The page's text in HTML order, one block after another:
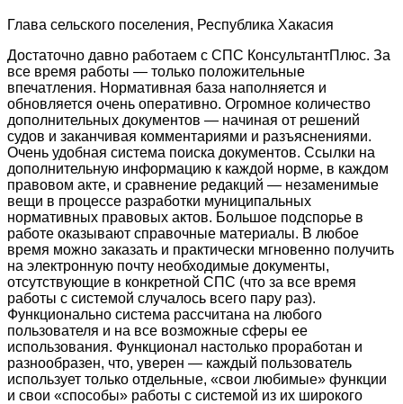
Глава сельского поселения, Республика Хакасия
Достаточно давно работаем с СПС КонсультантПлюс. За
все время работы — только положительные
впечатления. Нормативная база наполняется и
обновляется очень оперативно. Огромное количество
дополнительных документов — начиная от решений
судов и заканчивая комментариями и разъяснениями.
Очень удобная система поиска документов. Ссылки на
дополнительную информацию к каждой норме, в каждом
правовом акте, и сравнение редакций — незаменимые
вещи в процессе разработки муниципальных
нормативных правовых актов. Большое подспорье в
работе оказывают справочные материалы. В любое
время можно заказать и практически мгновенно получить
на электронную почту необходимые документы,
отсутствующие в конкретной СПС (что за все время
работы с системой случалось всего пару раз).
Функционально система рассчитана на любого
пользователя и на все возможные сферы ее
использования. Функционал настолько проработан и
разнообразен, что, уверен — каждый пользователь
использует только отдельные, «свои любимые» функции
и свои «способы» работы с системой из их широкого